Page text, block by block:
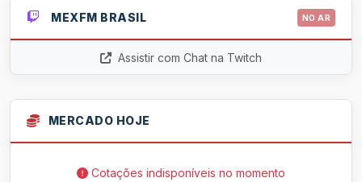
MEXFM BRASIL NO AR
Assistir com Chat na Twitch
MERCADO HOJE
Cotações indisponíveis no momento